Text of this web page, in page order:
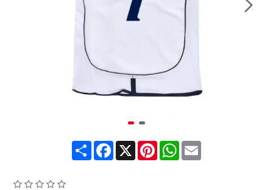
ShareFacebook
X PinterestWhatsApp
Email